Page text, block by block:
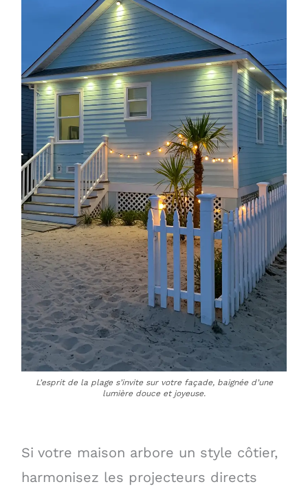
L’esprit de la plage s’invite sur votre façade, baignée d’une
lumière douce et joyeuse.
Si votre maison arbore un style côtier,
harmonisez les projecteurs directs